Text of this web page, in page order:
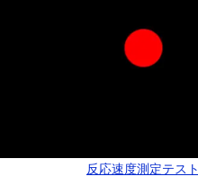
反応速度測定テスト